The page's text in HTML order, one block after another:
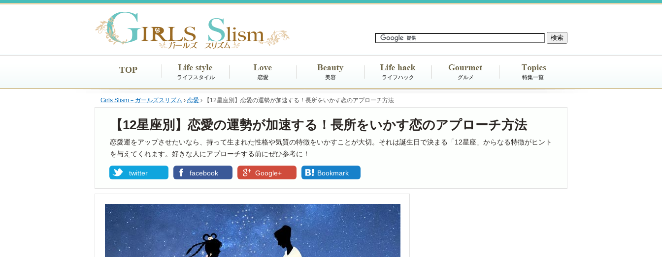
TOP
ライフスタイル 恋愛 美容 ライフハック グルメ 特集一覧
Girls Slism－ガールズスリズム › 恋愛 › 【12星座別】恋愛の運勢が加速する！長所をいかす恋のアプローチ方法
【12星座別】恋愛の運勢が加速する！長所をいかす恋のアプローチ方法
恋愛運をアップさせたいなら、持って生まれた性格や気質の特徴をいかすことが大切。それは誕生日で決まる「12星座」からなる特徴がヒント
を与えてくれます。好きな人にアプローチする前にぜひ参考に！
twitter facebook Google+ Bookmark